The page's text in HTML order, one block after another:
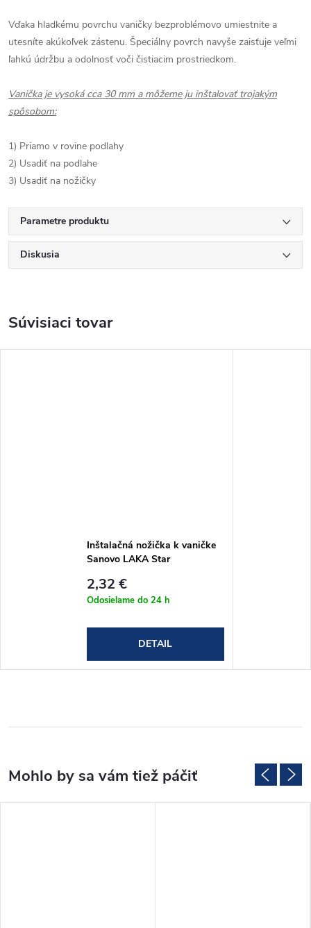
Vďaka hladkému povrchu vaničky bezproblémovo umiestnite a
utesníte akúkoľvek zástenu. Špeciálny povrch navyše zaisťuje veľmi
ľahkú údržbu a odolnosť voči čistiacim prostriedkom.
Vanička je vysoká cca 30 mm a môžeme ju inštalovať trojakým
spôsobom:
1) Priamo v rovine podlahy
2) Usadiť na podlahe
3) Usadiť na nožičky
Parametre produktu
Diskusia
Súvisiaci tovar
Inštalačná nožička k vaničke
Sanovo LAKA Star
2,32 €
Odosielame do 24 h
DETAIL